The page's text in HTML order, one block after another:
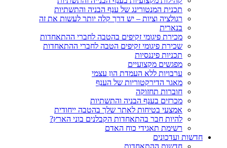
תכנית המנטורינג של ענף הבניה והתשתיות
רגולציה וציות – יש דרך קלה יותר לעשות את זה
בנארית
מכירת פיגומי זקיפים בהטבה לחברי ההתאחדות
שכירת פיגומי זקיפים הטבה לחברי ההתאחדות
תכניות פיננסיות
מפגשים מקצועיים
ערבויות ללא העמדת הון עצמי
מאגר הדירקטוריות של הענף
חוברות תחזוקה
מכרזים בענף הבניה והתשתיות
אמצעי בטיחות לאתר שלך בהטבה ייחודית
להיות חבר בהתאחדות הקבלנים בוני הארץ?
רשימת תאגידי כוח האדם
חדשות ועדכונים